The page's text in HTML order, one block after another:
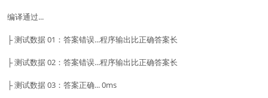
编译通过...
├ 测试数据 01：答案错误...程序输出比正确答案长
├ 测试数据 02：答案错误...程序输出比正确答案长
├ 测试数据 03：答案正确... 0ms